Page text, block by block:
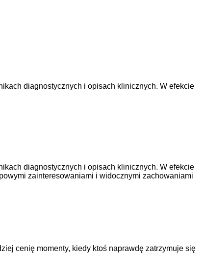
diagnostycznych i opisach klinicznych. W efekcie
diagnostycznych i opisach klinicznych. W efekcie
zainteresowaniami i widocznymi zachowaniami
cenię momenty, kiedy ktoś naprawdę zatrzymuje się